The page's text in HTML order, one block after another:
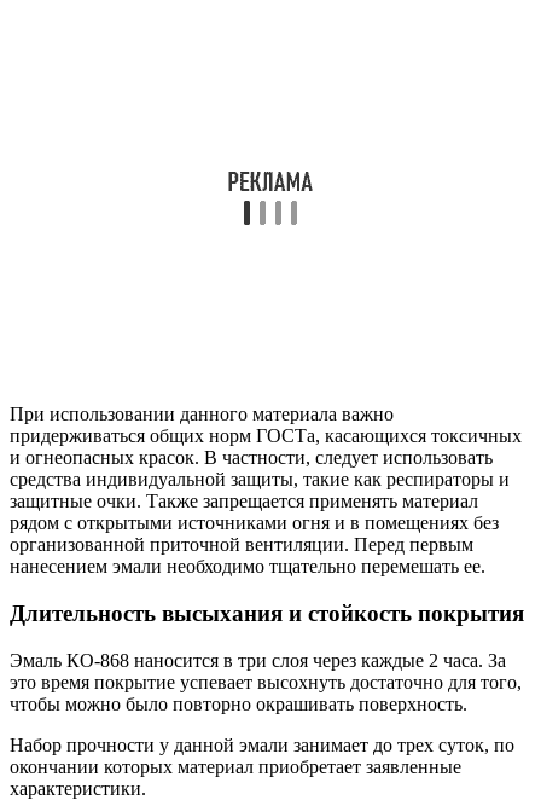
При использовании данного материала важно
придерживаться общих норм ГОСТа, касающихся токсичных
и огнеопасных красок. В частности, следует использовать
средства индивидуальной защиты, такие как респираторы и
защитные очки. Также запрещается применять материал
рядом с открытыми источниками огня и в помещениях без
организованной приточной вентиляции. Перед первым
нанесением эмали необходимо тщательно перемешать ее.
Длительность высыхания и стойкость покрытия
Эмаль КО-868 наносится в три слоя через каждые 2 часа. За
это время покрытие успевает высохнуть достаточно для того,
чтобы можно было повторно окрашивать поверхность.
Набор прочности у данной эмали занимает до трех суток, по
окончании которых материал приобретает заявленные
характеристики.